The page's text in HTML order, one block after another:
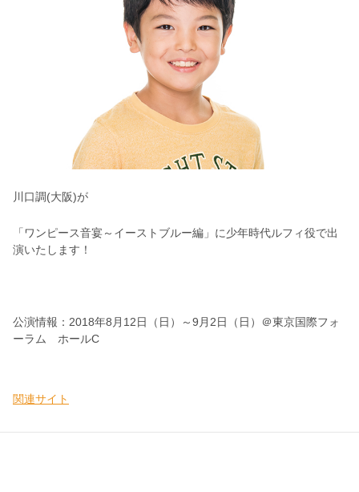
川口調(大阪)が
「ワンピース音宴～イーストブルー編」に少年時代ルフィ役で出
演いたします！
公演情報：2018年8月12日（日）～9月2日（日）＠東京国際フォ
ーラム ホールC
関連サイト